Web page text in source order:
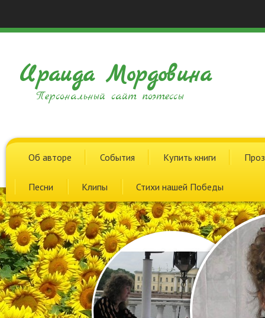
Ираида Мордовина
Персональный сайт поэтессы
Об авторе События Купить книги
Песни Клипы Стихи нашей Победы